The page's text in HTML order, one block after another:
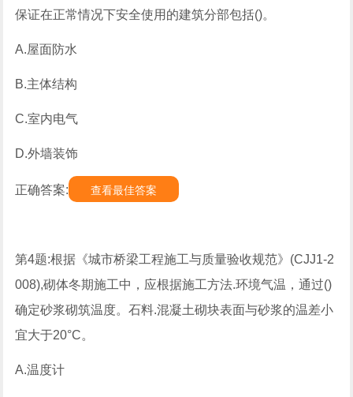
保证在正常情况下安全使用的建筑分部包括()。
A.屋面防水
B.主体结构
C.室内电气
D.外墙装饰
正确答案: 查看最佳答案
第4题:根据《城市桥梁工程施工与质量验收规范》(CJJ1-2
008),砌体冬期施工中，应根据施工方法.环境气温，通过()
确定砂浆砌筑温度。石料.混凝土砌块表面与砂浆的温差小
宜大于20°C。
A.温度计